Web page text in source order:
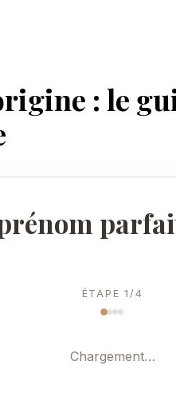
: le
ÉTAPE1 / 4
Chargement…